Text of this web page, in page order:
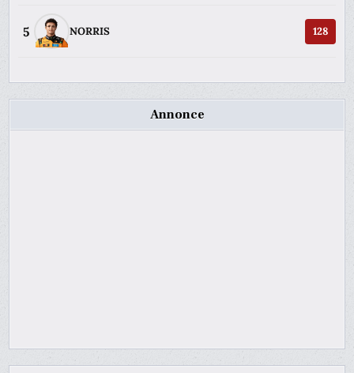
5 NORRIS 128
Annonce